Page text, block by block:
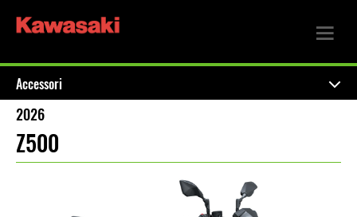
Accessori
2026
Z500